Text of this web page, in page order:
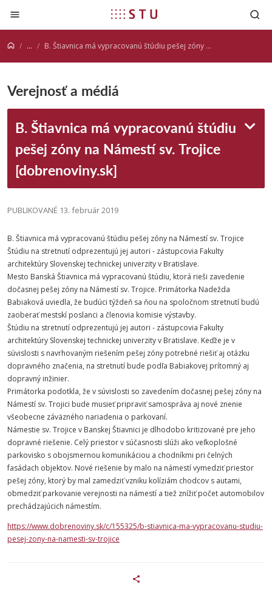
Prejsť na obsah
... B. Štiavnica má vypracovanú štúdiu pešej zóny na Námestí sv. Trojice [dobrenoviny.sk]
Verejnosť a médiá
B. Štiavnica má vypracovanú štúdiu
pešej zóny na Námestí sv. Trojice
[dobrenoviny.sk]
PUBLIKOVANÉ 13. február 2019
B. Štiavnica má vypracovanú štúdiu pešej zóny na Námestí sv. Trojice
Štúdiu na stretnutí odprezentujú jej autori - zástupcovia Fakulty
architektúry Slovenskej technickej univerzity v Bratislave.
Mesto Banská Štiavnica má vypracovanú štúdiu, ktorá rieši zavedenie
dočasnej pešej zóny na Námestí sv. Trojice. Primátorka Nadežda
Babiaková uviedla, že budúci týždeň sa ňou na spoločnom stretnutí budú
zaoberať mestskí poslanci a členovia komisie výstavby.
Štúdiu na stretnutí odprezentujú jej autori - zástupcovia Fakulty
architektúry Slovenskej technickej univerzity v Bratislave. Keďže je v
súvislosti s navrhovaným riešením pešej zóny potrebné riešiť aj otázku
dopravného značenia, na stretnutí bude podľa Babiakovej prítomný aj
dopravný inžinier.
Primátorka podotkla, že v súvislosti so zavedením dočasnej pešej zóny na
Námestí sv. Trojici bude musieť pripraviť samospráva aj nové znenie
všeobecne záväzného nariadenia o parkovaní.
Námestie sv. Trojice v Banskej Štiavnici je dlhodobo kritizované pre jeho
dopravné riešenie. Celý priestor v súčasnosti slúži ako veľkoplošné
parkovisko s obojsmernou komunikáciou a chodníkmi pri čelných
fasádach objektov. Nové riešenie by malo na námestí vymedziť priestor
pešej zóny, ktorý by mal zamedziť vzniku kolíziám chodcov s autami,
obmedziť parkovanie verejnosti na námestí a tiež znížiť počet automobilov
prechádzajúcich námestím.
https://www.dobrenoviny.sk/c/155325/b-stiavnica-ma-vypracovanu-studiu-
pesej-zony-na-namesti-sv-trojice